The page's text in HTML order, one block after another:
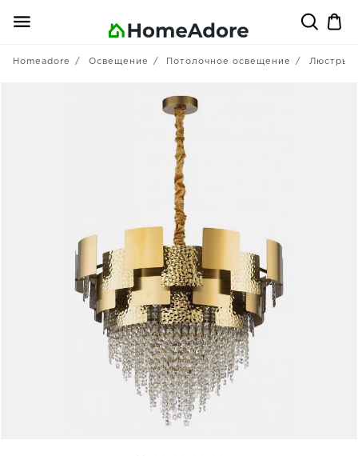
Homeadore Освещение Потолочное освещение Люстры